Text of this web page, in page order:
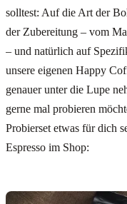
solltest: Auf die Art der
der Zubereitung – vom
– und natürlich auf
unsere eigenen Happy
genauer unter die Lupe
gerne mal probieren
Probierset etwas für dich
Espresso im Shop: